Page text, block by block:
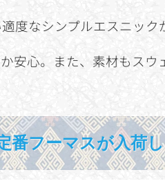
度なシンプルエスニッ
安心。また、素材もス
番フーマスが入荷